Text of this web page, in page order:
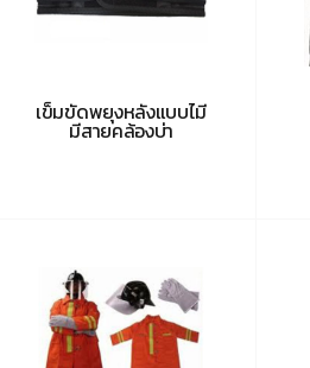
เข็มขัดพยุงหลังแบบไมี
มีสายคล้องบ่า